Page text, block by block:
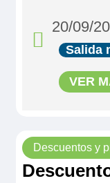
20/09/
Salida
VER
Descuentos y